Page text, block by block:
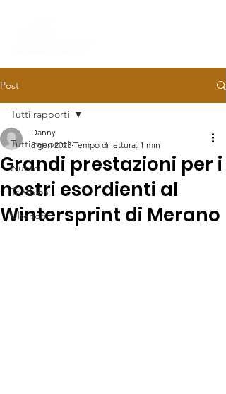
Post
Tutti rapporti
Nuoto
Triathlon
Ulteriori
Tutti rapporti
Grandi prestazioni per i
nostri esordienti al
Wintersprint di Merano
Danny
8 gen 2023 Tempo di lettura: 1 min